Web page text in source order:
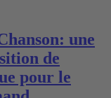
une
de
pour le